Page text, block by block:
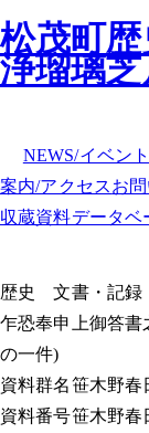
松茂町
浄瑠璃
NEWS/イベン
案内/アクセスお
収蔵資料データベ
歴史
文書・記録
乍恐奉申上御答書
の一件)
資料群名笹木野春
資料番号笹木野春